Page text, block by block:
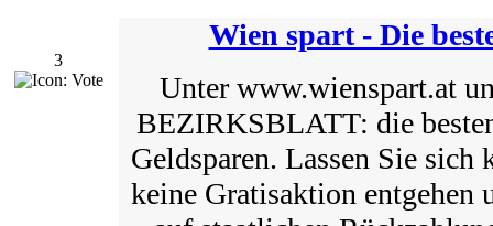
3
Wien spart - Die
Unter www.wienspart.at
BEZIRKSBLATT: die
Geldsparen. Lassen Sie sich
keine Gratisaktion entgehen